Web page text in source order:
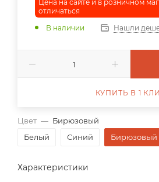
Цвет — Бирюзовый
Белый
Синий Бирюзовый
Характеристики
Цена на сайте и в розничном
отличаться
В наличии
Нашли
КУПИТЬ В 1